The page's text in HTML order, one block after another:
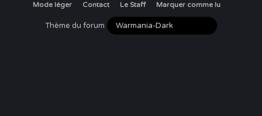
Mode léger Contact Le Staff Marquer comme lu
Thème du forum